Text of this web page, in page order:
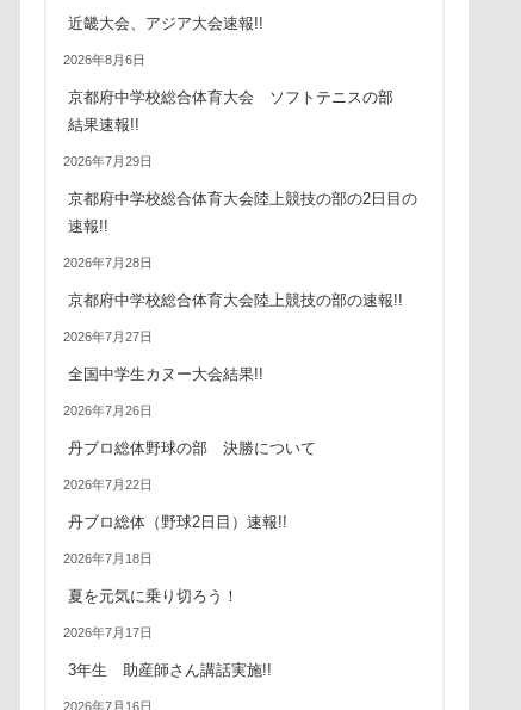
近畿大会、アジア大会速報!!
2026年8月6日
京都府中学校総合体育大会 ソフトテニスの部
結果速報!!
2026年7月29日
京都府中学校総合体育大会陸上競技の部の2日目の
速報!!
2026年7月28日
京都府中学校総合体育大会陸上競技の部の速報!!
2026年7月27日
全国中学生カヌー大会結果!!
2026年7月26日
丹ブロ総体野球の部 決勝について
2026年7月22日
丹ブロ総体（野球2日目）速報!!
2026年7月18日
夏を元気に乗り切ろう！
2026年7月17日
3年生 助産師さん講話実施!!
2026年7月16日